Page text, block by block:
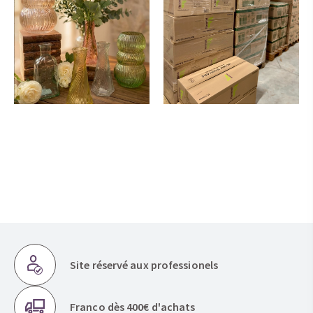
Site réservé aux professionels
Franco dès 400€ d'achats